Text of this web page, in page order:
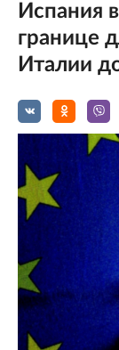
Испания
границе
Италии